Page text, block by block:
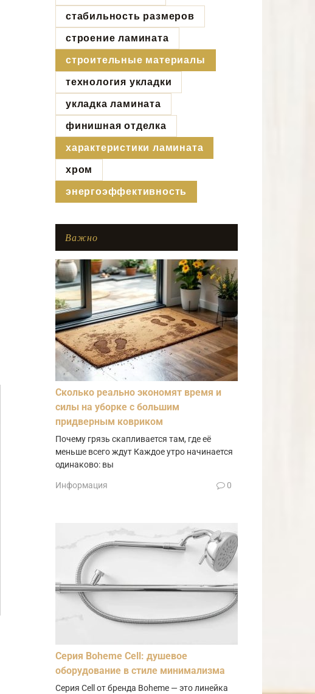
стабильность размеров
строение ламината
строительные материалы
технология укладки
укладка ламината
финишная отделка
характеристики ламината
хром
энергоэффективность
Важно
Сколько реально экономят время и
силы на уборке с большим
придверным ковриком
Почему грязь скапливается там, где её
меньше всего ждут Каждое утро начинается
одинаково: вы
Информация 0
Серия Boheme Cell: душевое
оборудование в стиле минимализма
Серия Cell от бренда Boheme — это линейка